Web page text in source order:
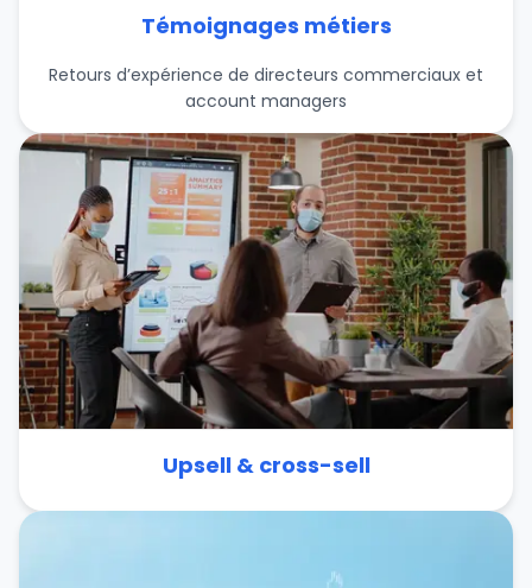
Témoignages métiers
Retours d’expérience de directeurs commerciaux et
account managers
Upsell & cross-sell